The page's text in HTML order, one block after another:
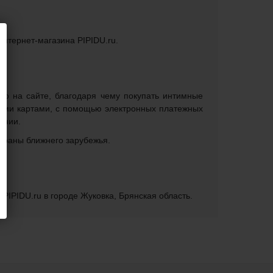
магазина PIPIDU.ru.
на сайте, благодаря чему покупать интимные
картами, с помощью электронных платежных
ближнего зарубежья.
в городе Жуковка, Брянская область.